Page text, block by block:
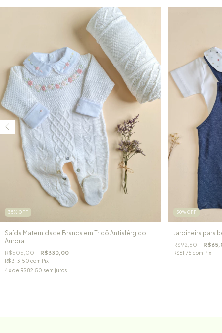
35% OFF
Saída Maternidade Branca em Tricô Antialérgico
Aurora
R$505,00 R$330,00
R$313,50 com Pix
4x de R$82,50 sem juros
30% OFF
Jardineira para
R$92,60
R$61,75 com Pix